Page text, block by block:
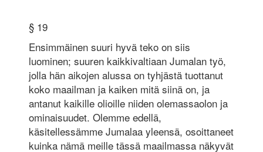
§ 19
Ensimmäinen suuri hyvä teko on siis
luominen; suuren kaikkivaltiaan Jumalan työ,
jolla hän aikojen alussa on tyhjästä tuottanut
koko maailman ja kaiken mitä siinä on, ja
antanut kaikille olioille niiden olemassaolon ja
ominaisuudet. Olemme edellä,
käsitellessämme Jumalaa yleensä, osoittaneet
kuinka nämä meille tässä maailmassa näkyvät